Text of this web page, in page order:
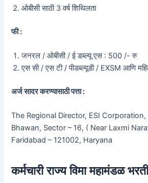
ओबीसी साठी 3 वर्ष शिथिलता
फी :
जनरल / ओबीसी / ई डब्ल्यू एस : 500 /- रु
एस सी / एस टी / पीडब्ल्यूडी / EXSM आणि
अर्ज सादर करण्यासाठी पत्ता :
The Regional Director, ESI
Bhawan, Sector – 16, ( Near Laxmi
Faridabad – 121002, Haryana
कर्मचारी राज्य विमा महामंडळ